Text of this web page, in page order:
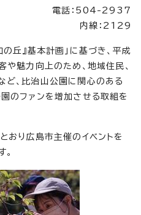
電話：504-2937
内線：2129
丘』基本計画」に基づき、平成
魅力向上のため、地域住民、
、比治山公園に関心のある
のファンを増加させる取組を
おり広島市主催のイベントを
。